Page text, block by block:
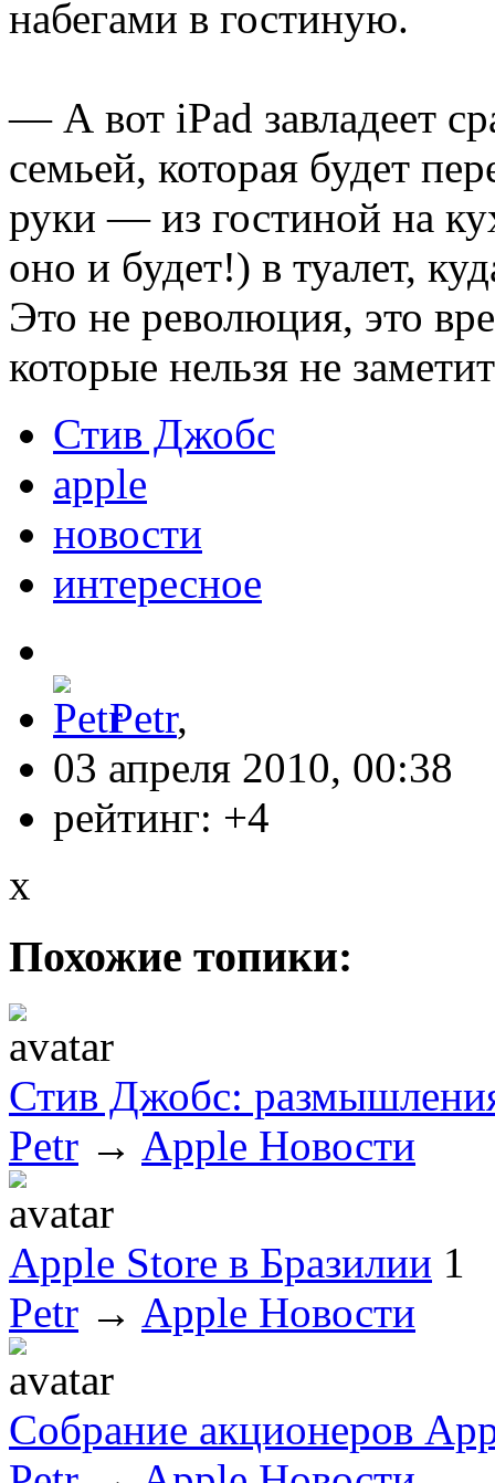
набегами в гостиную.
— А вот iPad завладеет
семьей, которая будет
руки — из гостиной на
оно и будет!) в туалет,
Это не революция, это
которые нельзя не
Стив Джобс
apple
новости
интересное
Petr,
03 апреля 2010, 00:38
рейтинг: +4
x
Похожие топики:
Стив Джобс:
Petr → Apple Новости
Apple Store в Бразилии 1
Petr → Apple Новости
Собрание акционеров